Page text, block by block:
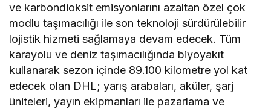
ve karbondioksit emisyonlarını azaltan özel çok
modlu taşımacılığı ile son teknoloji sürdürülebilir
lojistik hizmeti sağlamaya devam edecek. Tüm
karayolu ve deniz taşımacılığında biyoyakıt
kullanarak sezon içinde 89.100 kilometre yol kat
edecek olan DHL; yarış arabaları, aküler, şarj
üniteleri, yayın ekipmanları ile pazarlama ve